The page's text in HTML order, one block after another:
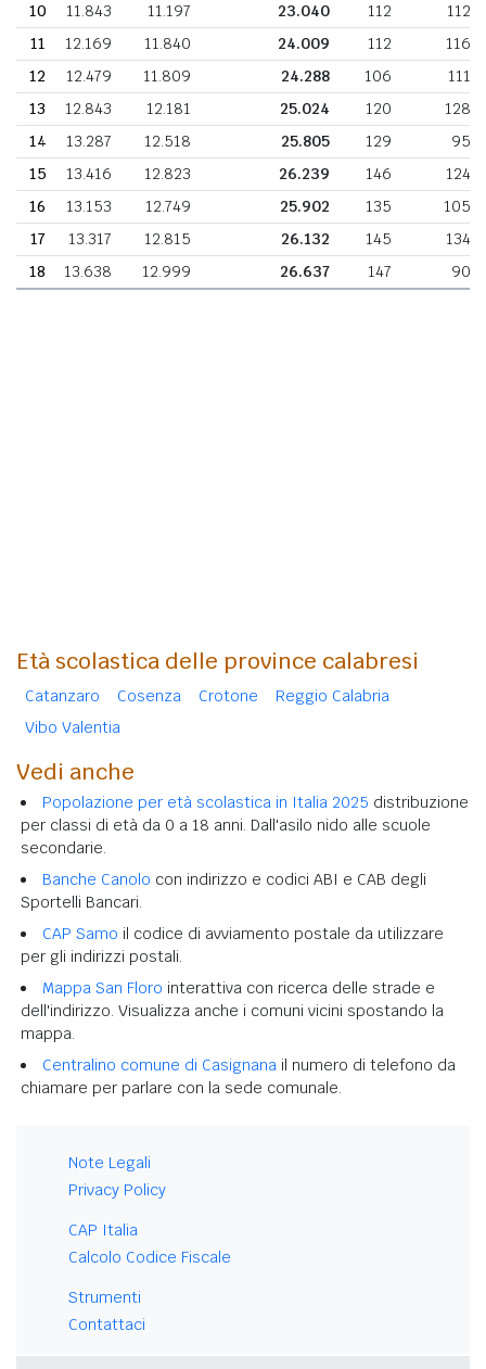
10
11.843 11.197 23.040 112
112
11
12.169 11.840 24.009 112 116
12
12.479 11.809 24.288 106
111
13
12.843 12.181 25.024 120 128
14
13.287 12.518 25.805 129
95
15
13.416 12.823 26.239 146
124
16
13.153 12.749 25.902 135 105
17
13.317 12.815 26.132 145
134
18
13.638 12.999 26.637 147 90
Età scolastica delle province calabresi
Catanzaro Cosenza Crotone
Reggio Calabria
Vibo Valentia
Vedi anche
Popolazione per età scolastica in Italia 2025 distribuzione
per classi di età da 0 a 18 anni. Dall'asilo nido alle scuole
secondarie.
Banche Canolo con indirizzo e codici ABI e CAB degli
Sportelli Bancari.
CAP Samo il codice di avviamento postale da utilizzare
per gli indirizzi postali.
Mappa San Floro interattiva con ricerca delle strade e
dell'indirizzo. Visualizza anche i comuni vicini spostando la
mappa.
Centralino comune di Casignana il numero di telefono da
chiamare per parlare con la sede comunale.
Note Legali
Privacy Policy
CAP Italia
Calcolo Codice Fiscale
Strumenti
Contattaci